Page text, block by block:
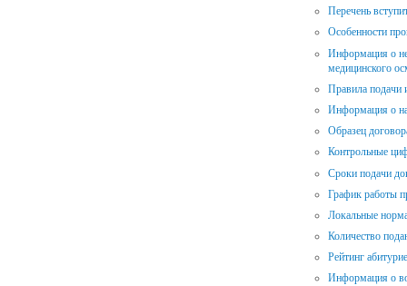
Перечень
Особенности
Информация о
медицинского
Правила подачи
Информация о
Образец
Контрольные
Сроки подачи
График работы
Локальные
Количество
Рейтинг
Информация о